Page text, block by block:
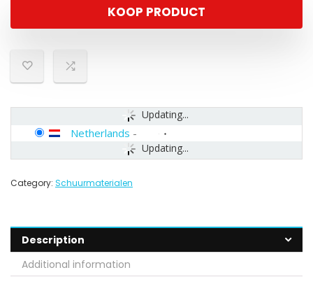
KOOP PRODUCT
Updating...
Updating...
Netherlands -
Category: Schuurmaterialen
Description
Additional information